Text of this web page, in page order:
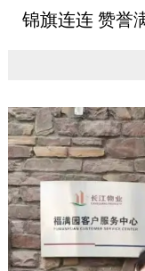
锦旗连连 赞誉